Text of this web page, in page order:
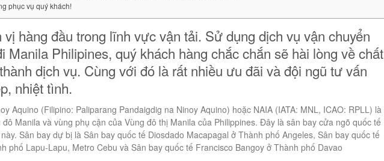
phục vụ quý khách!
vị hàng đầu trong lĩnh vực vận tải. Sử dụng dịch vụ vận chuyển
Manila Philipines, quý khách hàng chắc chắn sẽ hài lòng về chất
dịch vụ. Cùng với đó là rất nhiều ưu đãi và đội ngũ tư vấn
nhiệt tình.
Aquino (Filipino: Paliparang Pandaigdig na Ninoy Aquino) hoặc NAIA (IATA: MNL, ICAO: RPLL) là
Manila và vùng phụ cận của Vùng đô thị Manila của Philippines. Đây là sân bay cửa ngõ quốc tế
Sân bay dự bị là Sân bay quốc tế Diosdado Macapagal ở Thành phố Angeles, Sân bay quốc tế
phố Lapu-Lapu, Metro Cebu và Sân bay quốc tế Francisco Bangoy ở Thành phố Davao